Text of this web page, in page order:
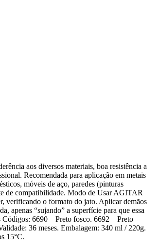
aos diversos materiais, boa resistência a
Recomendada para aplicação em metais
móveis de aço, paredes (pinturas
de compatibilidade. Modo de Usar AGITAR
verificando o formato do jato. Aplicar demãos
apenas “sujando” a superfície para que essa
Códigos: 6690 – Preto fosco. 6692 – Preto
36 meses. Embalagem: 340 ml / 220g.
15°C.